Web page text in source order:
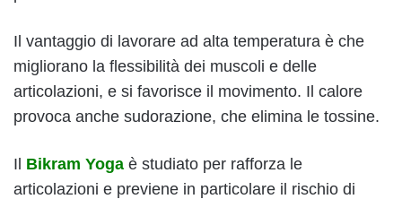
Il vantaggio di lavorare ad alta temperatura è che
migliorano la flessibilità dei muscoli e delle
articolazioni, e si favorisce il movimento. Il calore
provoca anche sudorazione, che elimina le tossine.
Il Bikram Yoga è studiato per rafforza le
articolazioni e previene in particolare il rischio di